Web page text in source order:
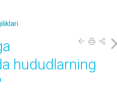
hududlarning